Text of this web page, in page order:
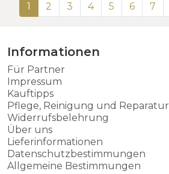
1 2 3 4 5 6 7
Informationen
Für Partner
Impressum
Kauftipps
Pflege, Reinigung und Reparatur
Widerrufsbelehrung
Über uns
Lieferinformationen
Datenschutzbestimmungen
Allgemeine Bestimmungen